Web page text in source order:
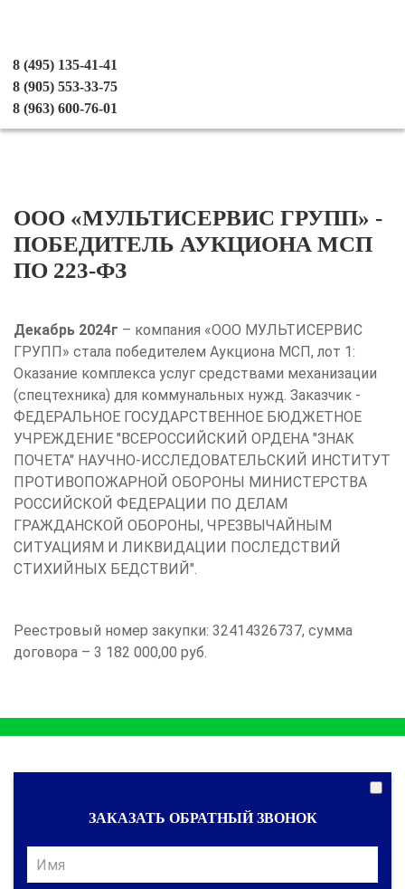
8 (495) 135-41-41
8 (905) 553-33-75
8 (963) 600-76-01
ООО «МУЛЬТИСЕРВИС ГРУПП» -
ПОБЕДИТЕЛЬ АУКЦИОНА МСП
ПО 223-ФЗ
Декабрь 2024г – компания «ООО МУЛЬТИСЕРВИС
ГРУПП» стала победителем Аукциона МСП, лот 1:
Оказание комплекса услуг средствами механизации
(спецтехника) для коммунальных нужд. Заказчик -
ФЕДЕРАЛЬНОЕ ГОСУДАРСТВЕННОЕ БЮДЖЕТНОЕ
УЧРЕЖДЕНИЕ "ВСЕРОССИЙСКИЙ ОРДЕНА "ЗНАК
ПОЧЕТА" НАУЧНО-ИССЛЕДОВАТЕЛЬСКИЙ ИНСТИТУТ
ПРОТИВОПОЖАРНОЙ ОБОРОНЫ МИНИСТЕРСТВА
РОССИЙСКОЙ ФЕДЕРАЦИИ ПО ДЕЛАМ
ГРАЖДАНСКОЙ ОБОРОНЫ, ЧРЕЗВЫЧАЙНЫМ
СИТУАЦИЯМ И ЛИКВИДАЦИИ ПОСЛЕДСТВИЙ
СТИХИЙНЫХ БЕДСТВИЙ".
Реестровый номер закупки: 32414326737, сумма
договора – 3 182 000,00 руб.
ЗАКАЗАТЬ ОБРАТНЫЙ ЗВОНОК